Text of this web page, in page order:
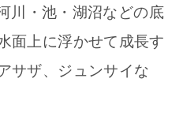
川・池・湖沼などの底
面上に浮かせて成長す
サザ、ジュンサイな